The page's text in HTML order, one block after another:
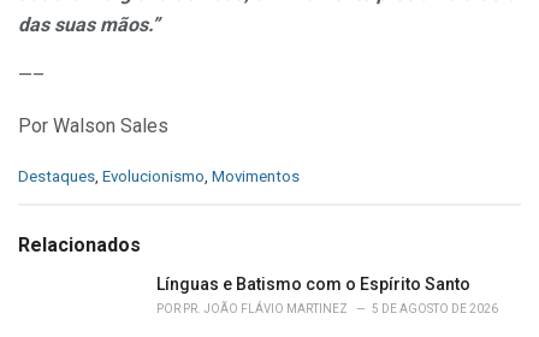
das suas mãos.”
—–
Por Walson Sales
C
e
Destaques Evolucionismo Movimentos
Relacionados
Línguas e Batismo com o Espírito Santo
POR PR. JOÃO FLÁVIO MARTINEZ 5 DE AGOSTO DE 2026